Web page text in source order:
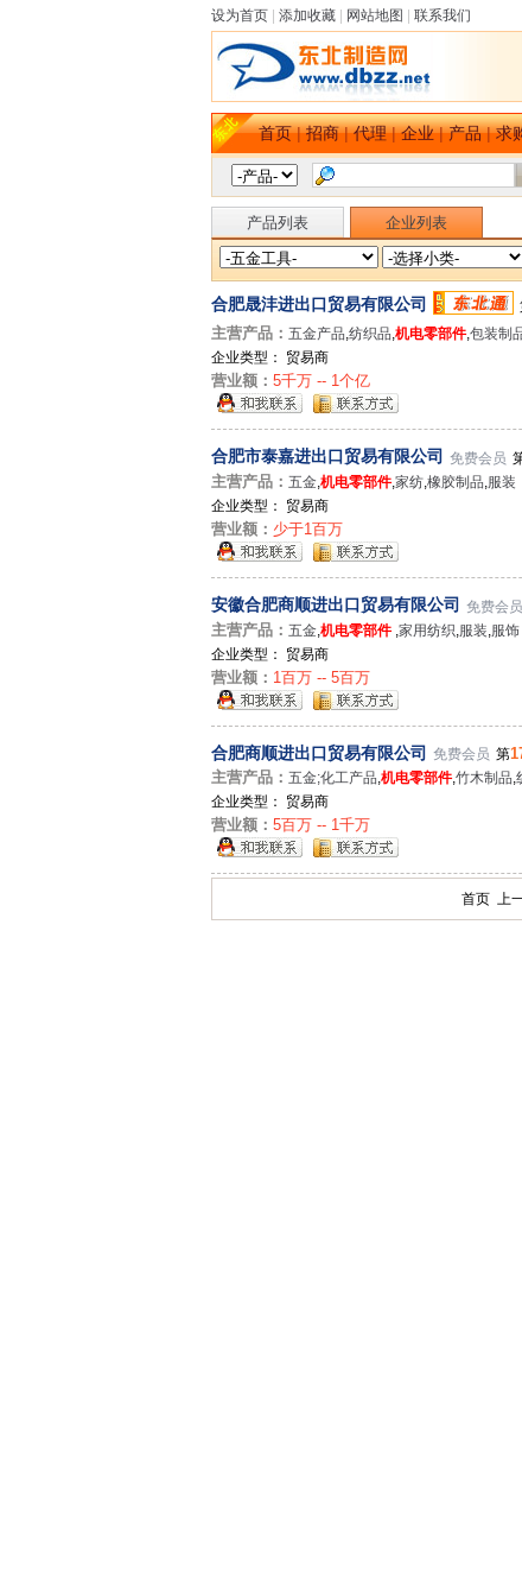
设为首页 添加收藏 网站地图 联系我们
首页|招商|代理|企业|产品|求
产品列表 企业列表
合肥晟沣进出口贸易有限公司
主营产品： 五金产品,纺织品,机电零部件,包装制
企业类型： 贸易商
营业额： 5千万 -- 1个亿
合肥市泰嘉进出口贸易有限公司 免费会员
主营产品： 五金,机电零部件,家纺,橡胶制品,服装
企业类型： 贸易商
营业额： 少于1百万
安徽合肥商顺进出口贸易有限公司 免费会员
主营产品： 五金 机电零部件 家用纺织 服装 服饰
企业类型： 贸易商
营业额： 1百万 -- 5百万
合肥商顺进出口贸易有限公司 免费会员 第
主营产品： 五金;化工产品,机电零部件,竹木制品,
企业类型： 贸易商
营业额： 5百万 -- 1千万
首页 上